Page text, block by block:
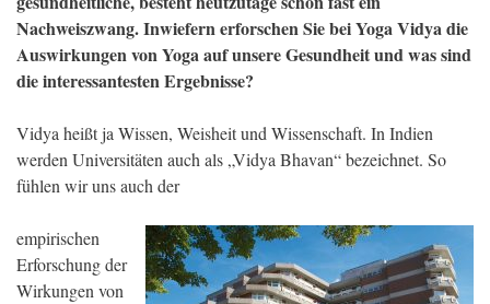
Nachweiszwang. Inwiefern erforschen Sie bei Yoga Vidya die
Auswirkungen von Yoga auf unsere Gesundheit und was sind
die interessantesten Ergebnisse?
Vidya heißt ja Wissen, Weisheit und Wissenschaft. In Indien
werden Universitäten auch als „Vidya Bhavan“ bezeichnet. So
fühlen wir uns auch der
empirischen
Erforschung der
Wirkungen von